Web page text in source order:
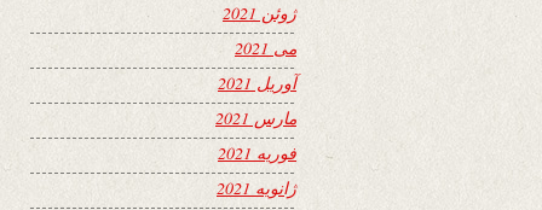
ژوئن 2021
می 2021
آوریل 2021
مارس 2021
فوریه 2021
ژانویه 2021